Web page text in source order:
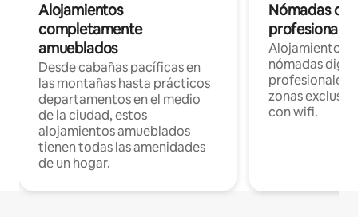
Alojamientos
completamente
amueblados
Desde cabañas pacíficas en
las montañas hasta prácticos
departamentos en el medio
de la ciudad, estos
alojamientos amueblados
tienen todas las amenidades
de un hogar.
Nómadas
Alojamientos
nómadas
profesionales
zonas
con wifi.